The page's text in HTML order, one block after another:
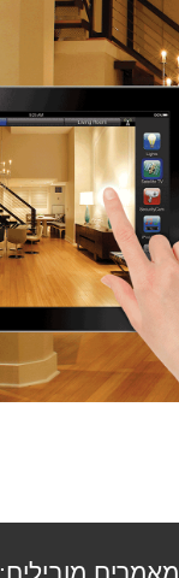
מאמרים מובילים: